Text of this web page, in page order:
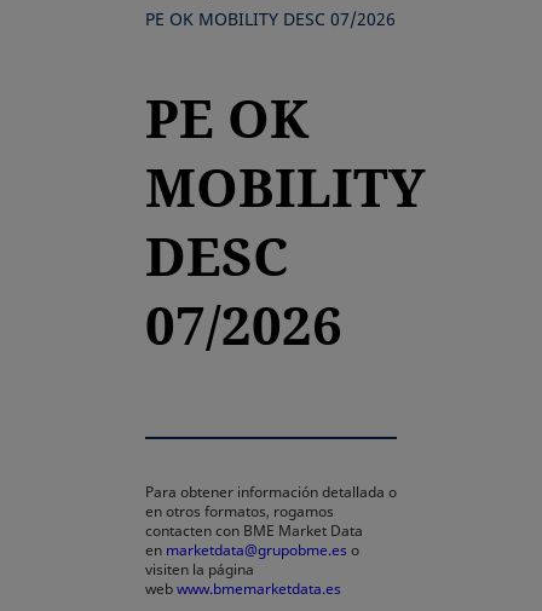
PE OK MOBILITY DESC 07/2026
PE OK
MOBILITY
DESC
07/2026
Para obtener información detallada o
en otros formatos, rogamos
contacten con BME Market Data
en marketdata@grupobme.es o
visiten la página
webwww.bmemarketdata.es